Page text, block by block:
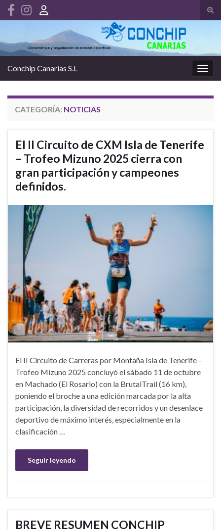
el
Search for:
la
Conchip Canarias S.L
CATEGORÍA: NOTICIAS
El II Circuito de CXM Isla de Tenerife
– Trofeo Mizuno 2025 cierra con
gran participación y campeones
definidos.
El II Circuito de Carreras por Montaña Isla de Tenerife –
Trofeo Mizuno 2025 concluyó el sábado 11 de octubre
en Machado (El Rosario) con la BrutalTrail (16 km),
poniendo el broche a una edición marcada por la alta
participación, la diversidad de recorridos y un desenlace
deportivo de máximo interés, especialmente en la
clasificación …
Seguir leyendo
BREVE RESUMEN CONCHIP